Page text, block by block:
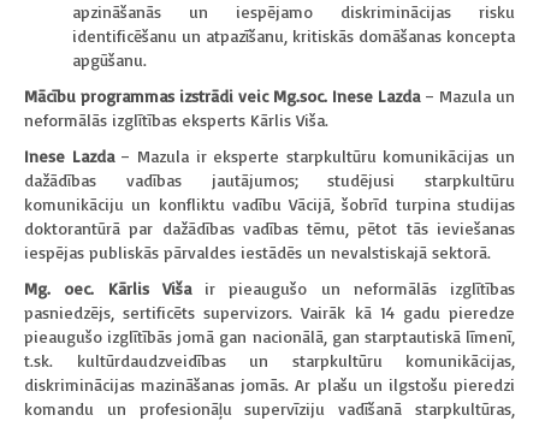
apzināšanās un iespējamo diskriminācijas risku
identificēšanu un atpazīšanu, kritiskās domāšanas koncepta
apgūšanu.
Mācību programmas izstrādi veic Mg.soc. Inese Lazda– Mazula un
neformālās izglītības eksperts Kārlis Viša.
Inese Lazda– Mazula ir eksperte starpkultūru komunikācijas un
dažādības vadības jautājumos; studējusi starpkultūru
komunikāciju un konfliktu vadību Vācijā, šobrīd turpina studijas
doktorantūrā par dažādības vadības tēmu, pētot tās ieviešanas
iespējas publiskās pārvaldes iestādēs un nevalstiskajā sektorā.
Mg. oec. Kārlis Višair pieaugušo un neformālās izglītības
pasniedzējs, sertificēts supervizors. Vairāk kā 14 gadu pieredze
pieaugušo izglītībās jomā gan nacionālā, gan starptautiskā līmenī,
t.sk. kultūrdaudzveidības un starpkultūru komunikācijas,
diskriminācijas mazināšanas jomās. Ar plašu un ilgstošu pieredzi
komandu un profesionāļu supervīziju vadīšanā starpkultūras,